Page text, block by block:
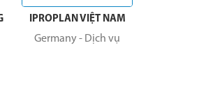
VIỆT NAM
-Dịch vụ Lĩnh vực Y tế